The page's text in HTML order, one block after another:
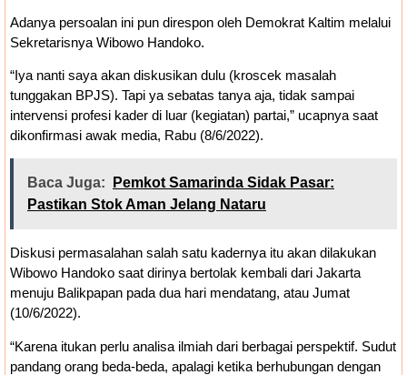
Adanya persoalan ini pun direspon oleh Demokrat Kaltim melalui
Sekretarisnya Wibowo Handoko.
“Iya nanti saya akan diskusikan dulu (kroscek masalah
tunggakan BPJS). Tapi ya sebatas tanya aja, tidak sampai
intervensi profesi kader di luar (kegiatan) partai,” ucapnya saat
dikonfirmasi awak media, Rabu (8/6/2022).
Baca Juga:
Pemkot Samarinda Sidak Pasar:
Pastikan Stok Aman Jelang Nataru
Diskusi permasalahan salah satu kadernya itu akan dilakukan
Wibowo Handoko saat dirinya bertolak kembali dari Jakarta
menuju Balikpapan pada dua hari mendatang, atau Jumat
(10/6/2022).
“Karena itukan perlu analisa ilmiah dari berbagai perspektif. Sudut
pandang orang beda-beda, apalagi ketika berhubungan dengan